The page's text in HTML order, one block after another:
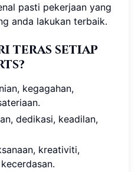
pasti pekerjaan yang
anda lakukan terbaik.
teras setiap
kegagahan,
dedikasi, keadilan,
kreativiti,